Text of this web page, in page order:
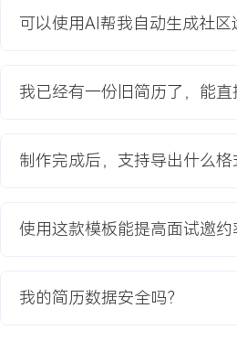
营动作。
2.社区上线首月即产生UGC内容XXX
XXX%。
教育背景
GPA X.XX/X.X（专业前XX%），主
可以使用AI帮我自动生成社区
我已经有一份旧简历了，能直
制作完成后，支持导出什么格
使用这款模板能提高面试邀约
我的简历数据安全吗？